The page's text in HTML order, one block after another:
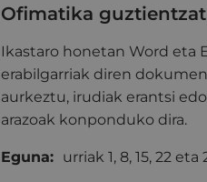
Ofimatika guztientzat
Ikastaro honetan Word eta
erabilgarriak diren
aurkeztu, irudiak erantsi
arazoak konponduko dira.
Eguna: urriak 1, 8, 15, 22